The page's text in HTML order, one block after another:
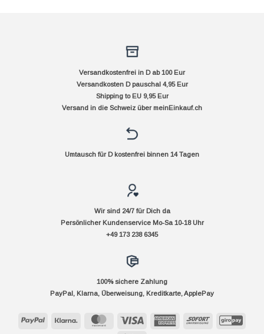
Versandkostenfrei in D ab 100 Eur
Versandkosten D pauschal 4,95 Eur
Shipping to EU 9,95 Eur
Versand in die Schweiz über meinEinkauf.ch
Umtausch für D kostenfrei binnen 14 Tagen
Wir sind 24/7 für Dich da
Persönlicher Kundenservice Mo-Sa 10-18 Uhr
+49 173 238 6345
100% sichere Zahlung
PayPal, Klarna, Überweisung, Kreditkarte, ApplePay
PayPal Klarna MasterCard Visa
AmericanSofort